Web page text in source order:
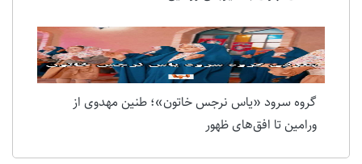
گروه سرود «یاس نرجس خاتون»؛ طنین مهدوی از
ورامین تا افق‌های ظهور